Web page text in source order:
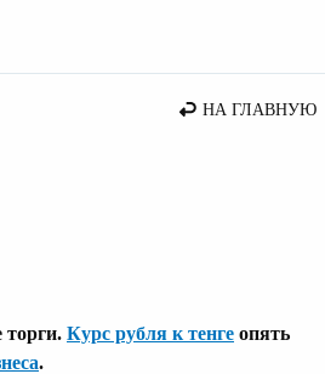
НА ГЛАВНУЮ
торги. Курс рубля к тенге опять
.